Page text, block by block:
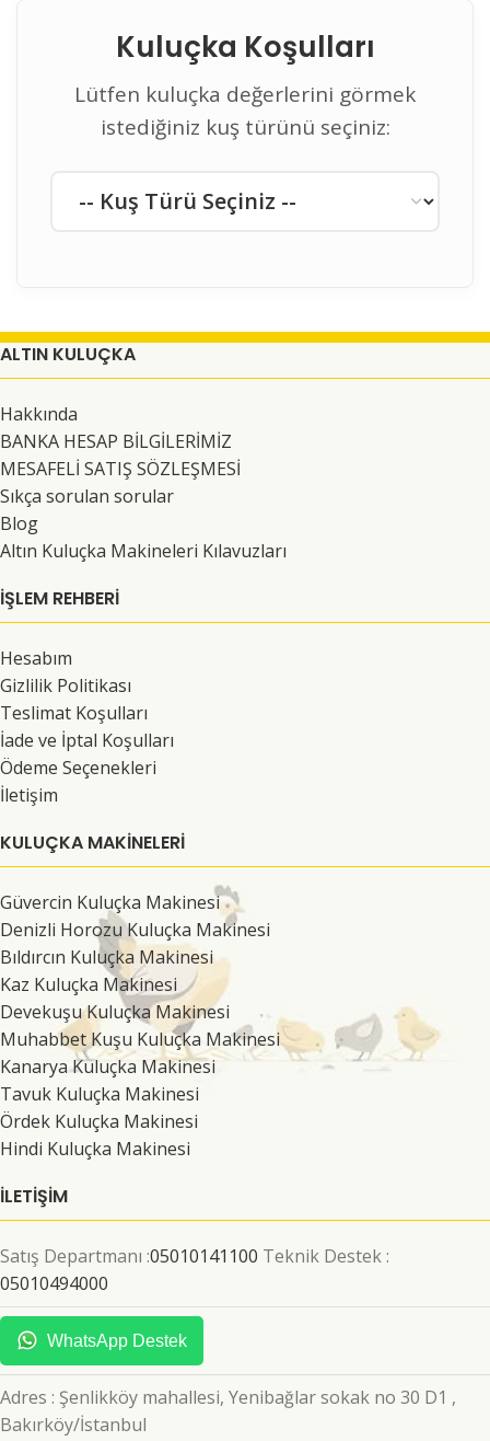
Kuluçka Koşulları
Lütfen kuluçka değerlerini görmek
istediğiniz kuş türünü seçiniz:
ALTIN KULUÇKA
Hakkında
BANKA HESAP BİLGİLERİMİZ
MESAFELİ SATIŞ SÖZLEŞMESİ
Sıkça sorulan sorular
Blog
Altın Kuluçka Makineleri Kılavuzları
İŞLEM REHBERİ
Hesabım
Gizlilik Politikası
Teslimat Koşulları
İade ve İptal Koşulları
Ödeme Seçenekleri
İletişim
KULUÇKA MAKINELERI
Güvercin Kuluçka Makinesi
Denizli Horozu Kuluçka Makinesi
Bıldırcın Kuluçka Makinesi
Kaz Kuluçka Makinesi
Devekuşu Kuluçka Makinesi
Muhabbet Kuşu Kuluçka Makinesi
Kanarya Kuluçka Makinesi
Tavuk Kuluçka Makinesi
Ördek Kuluçka Makinesi
Hindi Kuluçka Makinesi
İLETİŞİM
Satış Departmanı :05010141100 Teknik Destek :
05010494000
WhatsApp Destek
Adres : Şenlikköy mahallesi, Yenibağlar sokak no 30 D1 ,
Bakırköy/İstanbul